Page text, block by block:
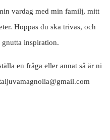
vardag med min familj, mitt
Hoppas du ska trivas, och
inspiration.
en fråga eller annat så är ni